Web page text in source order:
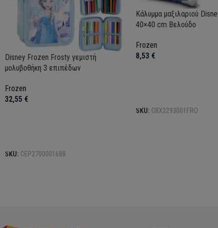
Disney Frozen Frosty γεμιστή
μολυβοθήκη 3 επιπέδων
Frozen
32,55 €
SKU: CEP2700001688
Κάλυμμα μαξιλαριού
40×40 cm Βελούδο
Frozen
8,53 €
SKU: CBX2293001FRO